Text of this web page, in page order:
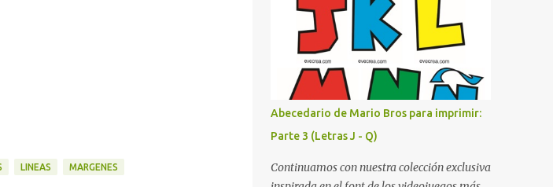
LINEAS MARGENES
Primera parte del juego de letras in...
estudiantes, padres de familia, docentes y
visitantes, pero además aportan un toque
decorativo que hace que la institución luzca
más ordenada, moderna y acogedora.
Pensando en esta necesidad, he diseñado
una colección de letreros útiles para la
escuela con un estilo elegante, fácil de leer y
listo para imprimir en alta calidad. Su diseño
busca combinar funcionalidad y estética,
logrando que cualquier institución educativa
Abecedario de Mario Bros para imprimir:
Parte 3 (Letras J - Q)
Continuamos con nuestra colección exclusiva